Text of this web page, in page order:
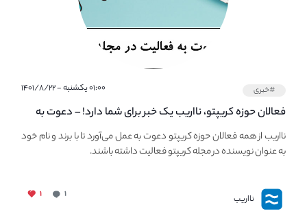
#خبری ۰۱:۰۰ یکشنبه - ۱۴۰۱/۸/۲۲
فعالان حوزه کریپتو، نااریب یک خبر برای شما دارد! – دعوت به
فعالیت در مجله کریپتو
نااریب از همه فعالان حوزه کریپتو دعوت به عمل می‌آورد تا با برند و نام خود
به عنوان نویسنده در مجله کریپتو فعالیت داشته باشند.
نااریب ۱ ۱